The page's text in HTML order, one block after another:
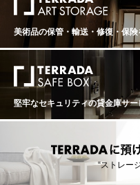
very fine
harmonious
e terroir with
that really
malade and
lasting
nes of the vintage.
ト 94
2007
es has a
e palate is
piced with
s the finish.
ernes. - By Neal
美術品の保管・輸送・修復・保険
堅牢なセキュリティの貸金庫サー
“ストレー